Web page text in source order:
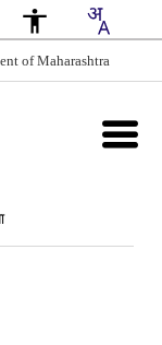
of Maharashtra